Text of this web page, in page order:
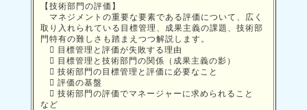
【技術部門の評価】
マネジメントの重要な要素である評価について、広く
取り入れられている目標管理、成果主義の課題、技術部
門特有の難しさも踏まえつつ解説します。
 目標管理と評価が失敗する理由
 目標管理と技術部門の関係（成果主義の影）
 技術部門の目標管理と評価に必要なこと
 評価の基盤
 技術部門の評価でマネージャーに求められること
など